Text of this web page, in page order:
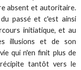
absent et autoritaire.
passé et c'est ainsi
initiatique, et au
illusions et de son
qui n'en finit plus de
tantôt vers le